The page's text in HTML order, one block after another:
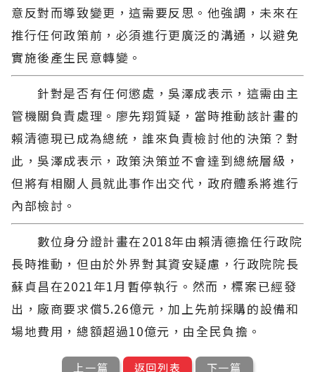
意反對而導致變更，這需要反思。他強調，未來在
推行任何政策前，必須進行更廣泛的溝通，以避免
實施後產生民意轉變。
針對是否有任何懲處，吳澤成表示，這需由主
管機關負責處理。廖先翔質疑，當時推動該計畫的
賴清德現已成為總統，誰來負責檢討他的決策？對
此，吳澤成表示，政策決策並不會達到總統層級，
但將有相關人員就此事作出交代，政府體系將進行
內部檢討。
數位身分證計畫在2018年由賴清德擔任行政院
長時推動，但由於外界對其資安疑慮，行政院院長
蘇貞昌在2021年1月暫停執行。然而，標案已經發
出，廠商要求償5.26億元，加上先前採購的設備和
場地費用，總額超過10億元，由全民負擔。
上一篇 返回列表 下一篇